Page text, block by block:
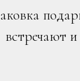
встречают и